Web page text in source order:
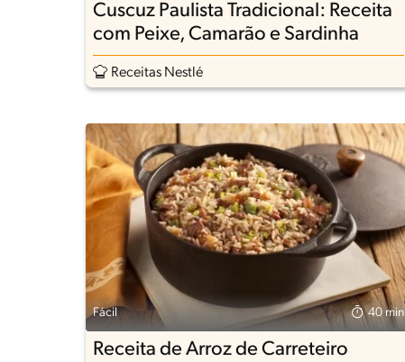
Cuscuz Paulista Tradicional: Receita
com Peixe, Camarão e Sardinha
Receitas Nestlé
Fácil 40 min
Receita de Arroz de Carreteiro